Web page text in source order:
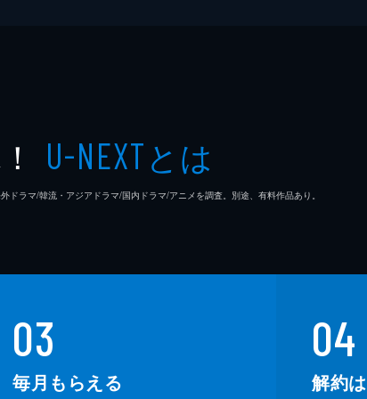
！ U-NEXTとは
ラマ/韓流・アジアドラマ/国内ドラマ/アニメを調査。別途、有料作品あり。
03
毎月もらえる
04
解約は